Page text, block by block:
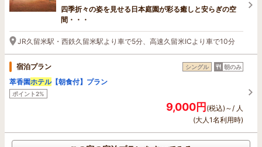
四季折々の姿を見せる日本庭園が彩る癒しと安らぎの空
間・・・
JR久留米駅・西鉄久留米駅より車で5分、高速久留米ICより車で10分
宿泊プラン シングル 朝のみ
萃香園ホテル【朝食付】プラン
ポイント2%
9,000円(税込)～/ 人
(大人1名利用時)